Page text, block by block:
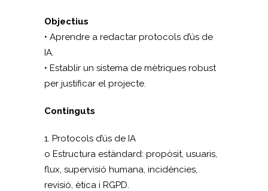
Objectius
• Aprendre a redactar protocols d’ús de
IA.
• Establir un sistema de mètriques robust
per justificar el projecte.
Continguts
1. Protocols d’ús de IA
o Estructura estàndard: propòsit, usuaris,
flux, supervisió humana, incidències,
revisió, ètica i RGPD.